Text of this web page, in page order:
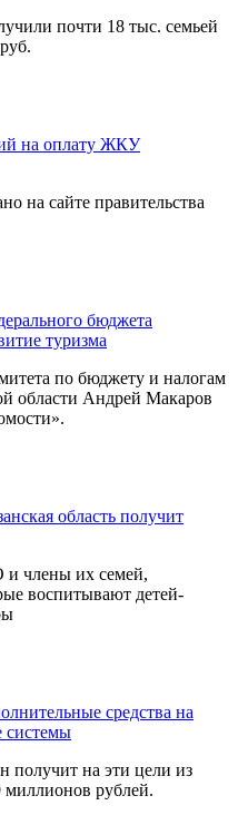
почти 18 тыс. семьей
на оплату ЖКУ
на сайте правительства
бюджета
туризма
по бюджету и налогам
области Андрей Макаров
область получит
члены их семей,
воспитывают детей-
средства на
системы
получит на эти цели из
миллионов рублей.